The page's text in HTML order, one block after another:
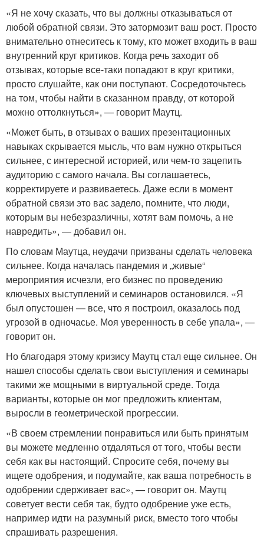
«Я не хочу сказать, что вы должны отказываться от
любой обратной связи. Это затормозит ваш рост. Просто
внимательно отнеситесь к тому, кто может входить в ваш
внутренний круг критиков. Когда речь заходит об
отзывах, которые все-таки попадают в круг критики,
просто слушайте, как они поступают. Сосредоточьтесь
на том, чтобы найти в сказанном правду, от которой
можно оттолкнуться», — говорит Маутц.
«Может быть, в отзывах о ваших презентационных
навыках скрывается мысль, что вам нужно открыться
сильнее, с интересной историей, или чем-то зацепить
аудиторию с самого начала. Вы соглашаетесь,
корректируете и развиваетесь. Даже если в момент
обратной связи это вас задело, помните, что люди,
которым вы небезразличны, хотят вам помочь, а не
навредить», — добавил он.
По словам Маутца, неудачи призваны сделать человека
сильнее. Когда началась пандемия и „живые“
мероприятия исчезли, его бизнес по проведению
ключевых выступлений и семинаров остановился. «Я
был опустошен — все, что я построил, оказалось под
угрозой в одночасье. Моя уверенность в себе упала», —
говорит он.
Но благодаря этому кризису Маутц стал еще сильнее. Он
нашел способы сделать свои выступления и семинары
такими же мощными в виртуальной среде. Тогда
варианты, которые он мог предложить клиентам,
выросли в геометрической прогрессии.
«В своем стремлении понравиться или быть принятым
вы можете медленно отдаляться от того, чтобы вести
себя как вы настоящий. Спросите себя, почему вы
ищете одобрения, и подумайте, как ваша потребность в
одобрении сдерживает вас», — говорит он. Маутц
советует вести себя так, будто одобрение уже есть,
например идти на разумный риск, вместо того чтобы
спрашивать разрешения.